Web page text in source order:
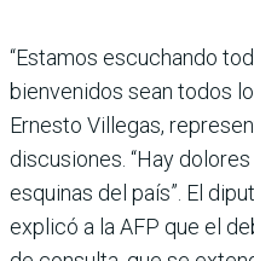
“Estamos escuchando
bienvenidos sean todos
Ernesto Villegas,
discusiones. “Hay
esquinas del país”. El
explicó a la AFP que el